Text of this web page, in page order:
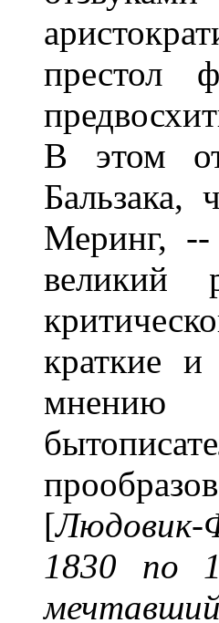
престол
В этом
Меринг, --
великий
краткие
мнению
[
1830 по